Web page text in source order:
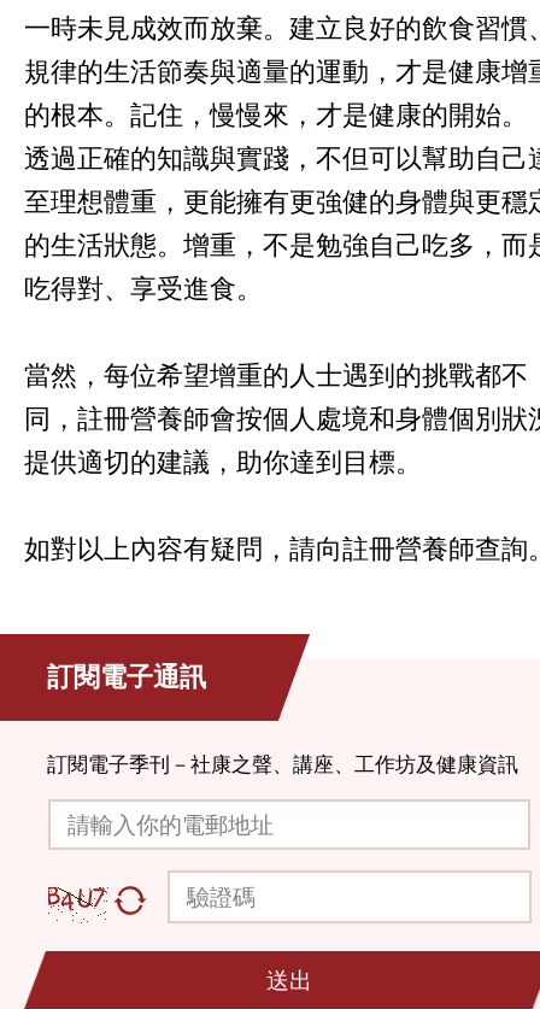
一時未見成效而放棄。建立良好的飲食習慣
規律的生活節奏與適量的運動，才是健康增
的根本。記住，慢慢來，才是健康的開始。
透過正確的知識與實踐，不但可以幫助自己
至理想體重，更能擁有更強健的身體與更穩
的生活狀態。增重，不是勉強自己吃多，而
吃得對、享受進食。
當然，每位希望增重的人士遇到的挑戰都不
同，註冊營養師會按個人處境和身體個別狀
提供適切的建議，助你達到目標。
如對以上內容有疑問，請向註冊營養師查詢
訂閱電子通訊
訂閱電子季刊－社康之聲、講座、工作坊及健康資訊
請輸入你的電郵地址
驗證碼
送出